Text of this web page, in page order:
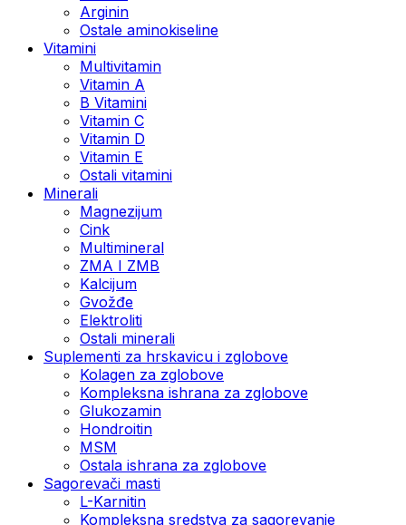
Arginin
Ostale aminokiseline
Vitamini
Multivitamin
Vitamin A
B Vitamini
Vitamin C
Vitamin D
Vitamin E
Ostali vitamini
Minerali
Magnezijum
Cink
Multimineral
ZMA I ZMB
Kalcijum
Gvožđe
Elektroliti
Ostali minerali
Suplementi za hrskavicu i zglobove
Kolagen za zglobove
Kompleksna ishrana za zglobove
Glukozamin
Hondroitin
MSM
Ostala ishrana za zglobove
Sagorevači masti
L-Karnitin
Kompleksna sredstva za sagorevanje